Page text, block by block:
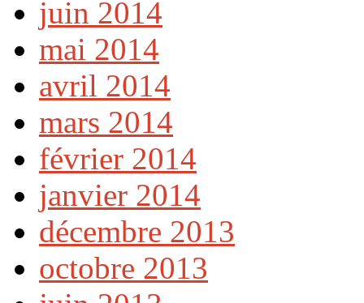
juin 2014
mai 2014
avril 2014
mars 2014
février 2014
janvier 2014
décembre 2013
octobre 2013